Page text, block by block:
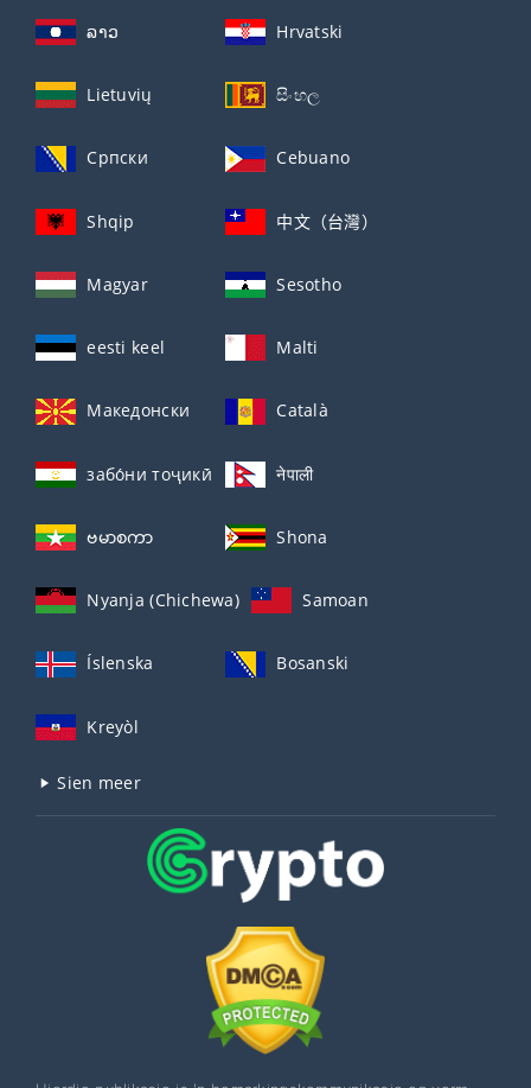
ລາວ Hrvatski
Lietuvių සිංහල
Српски Cebuano
Shqip 中文（台灣）
Magyar Sesotho
eesti keel Malti
Македонски Català
забо́ни тоҷикӣ́ नेपाली
ဗမာစကာ Shona
Nyanja (Chichewa) Samoan
Íslenska Bosanski
Kreyòl
Sien meer